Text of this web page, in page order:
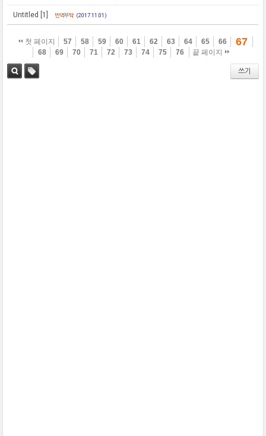
Untitled [1] 번역부탁 (2017.11.01)
첫 페이지 57 58 59 60 61 62 63 64 65 66 67
68 69 70 71 72 73 74 75 76 끝 페이지
쓰기